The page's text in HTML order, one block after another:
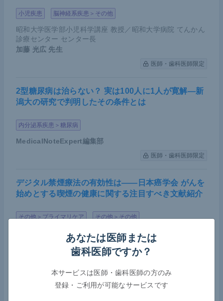
小児疾患 脳神経系疾患＞その他
昭和大学医学部小児科学講座 教授／昭和大学病院 てんかん
診療センター センター長
加藤 光広 先生
医師・歯科医師限定
2型糖尿病は治らない？ 実は100人に1人が寛解―新
潟大の研究で判明したその条件とは
内分泌系疾患＞糖尿病
MedicalNoteExpert編集部
医師・歯科医師限定
デジタル禁煙療法の有効性は――日本癌学会 がんを
始めとする喫煙の健康に関する注目すべき文献紹介
その他＞プライマリケア その他＞その他
MedicalNoteExpert編集部
クラファンで若手がん研究者を支援――日本癌学
会、秋の学術総会で応援イベント開催
あなたは医師または
歯科医師ですか？
本サービスは医師・歯科医師の方のみ
登録・ご利用が可能なサービスです